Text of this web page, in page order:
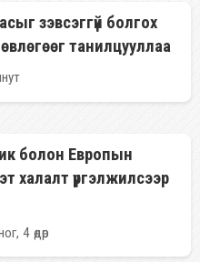
зэвсэггүй болгох
танилцууллаа
болон Европын
халалт үргэлжилсээр
4 өдөр